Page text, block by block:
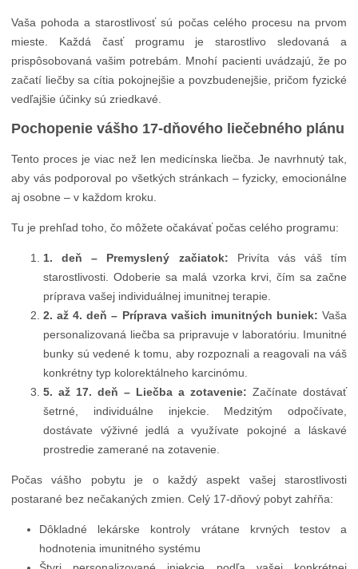
Vaša pohoda a starostlivosť sú počas celého procesu na prvom
mieste. Každá časť programu je starostlivo sledovaná a
prispôsobovaná vašim potrebám. Mnohí pacienti uvádzajú, že po
začatí liečby sa cítia pokojnejšie a povzbudenejšie, pričom fyzické
vedľajšie účinky sú zriedkavé.
Pochopenie vášho 17-dňového liečebného plánu
Tento proces je viac než len medicínska liečba. Je navrhnutý tak,
aby vás podporoval po všetkých stránkach – fyzicky, emocionálne
aj osobne – v každom kroku.
Tu je prehľad toho, čo môžete očakávať počas celého programu:
1. deň – Premyslený začiatok: Privíta vás váš tím
starostlivosti. Odoberie sa malá vzorka krvi, čím sa začne
príprava vašej individuálnej imunitnej terapie.
2. až 4. deň – Príprava vašich imunitných buniek: Vaša
personalizovaná liečba sa pripravuje v laboratóriu. Imunitné
bunky sú vedené k tomu, aby rozpoznali a reagovali na váš
konkrétny typ kolorektálneho karcinómu.
5. až 17. deň – Liečba a zotavenie: Začínate dostávať
šetrné, individuálne injekcie. Medzitým odpočívate,
dostávate výživné jedlá a využívate pokojné a láskavé
prostredie zamerané na zotavenie.
Počas vášho pobytu je o každý aspekt vašej starostlivosti
postarané bez nečakaných zmien. Celý 17-dňový pobyt zahŕňa:
Dôkladné lekárske kontroly vrátane krvných testov a
hodnotenia imunitného systému